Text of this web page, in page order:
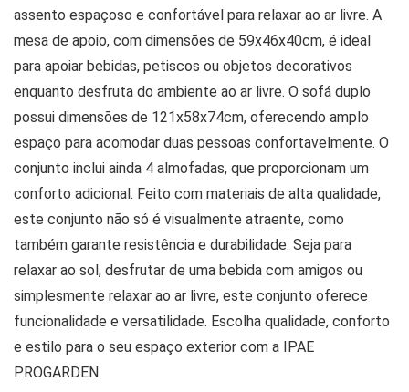
assento espaçoso e confortável para relaxar ao ar livre. A
mesa de apoio, com dimensões de 59x46x40cm, é ideal
para apoiar bebidas, petiscos ou objetos decorativos
enquanto desfruta do ambiente ao ar livre. O sofá duplo
possui dimensões de 121x58x74cm, oferecendo amplo
espaço para acomodar duas pessoas confortavelmente. O
conjunto inclui ainda 4 almofadas, que proporcionam um
conforto adicional. Feito com materiais de alta qualidade,
este conjunto não só é visualmente atraente, como
também garante resistência e durabilidade. Seja para
relaxar ao sol, desfrutar de uma bebida com amigos ou
simplesmente relaxar ao ar livre, este conjunto oferece
funcionalidade e versatilidade. Escolha qualidade, conforto
e estilo para o seu espaço exterior com a IPAE
PROGARDEN.